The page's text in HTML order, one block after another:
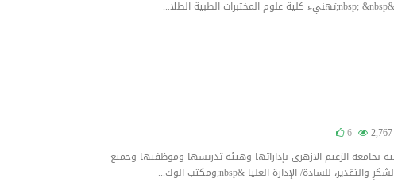
2,767
6
بجامعة الزعيم الازهرى بإداراتها وهيئة تدريسها وموظفيها وجميع